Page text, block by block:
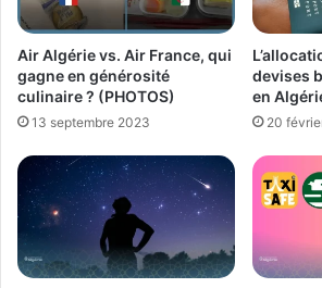
Air Algérie vs. Air France, qui
gagne en générosité
culinaire ? (PHOTOS)
13 septembre 2023
devises
en
20